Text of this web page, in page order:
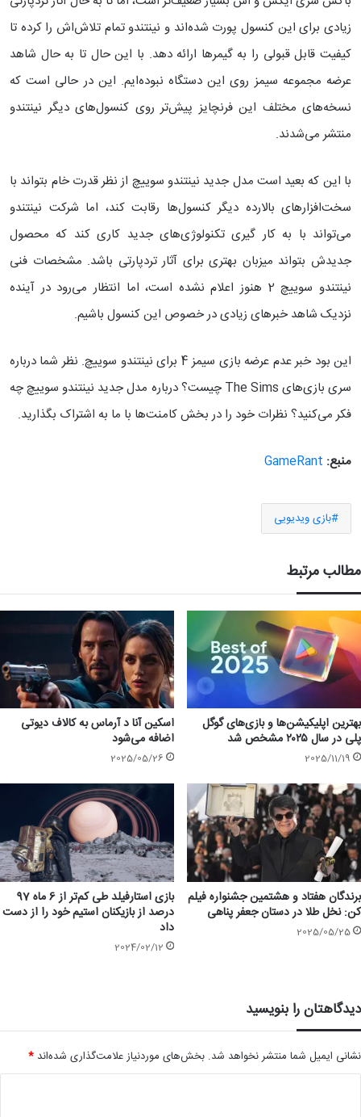
زیادی برای این کنسول پورت شده‌اند و نینتندو تمام تلاش‌اش را کرده تا
کیفیت قابل قبولی را به گیمرها ارائه دهد. با این حال تا به حال شاهد
عرضه مجموعه سیمز روی این دستگاه نبوده‌ایم. این در حالی است که
نسخه‌های مختلف این فرنچایز پیش‌تر روی کنسول‌های دیگر نینتندو
منتشر می‌شدند.
با این که بعید است مدل جدید نینتندو سوییچ از نظر قدرت خام بتواند با
سخت‌افزارهای بالارده دیگر کنسول‌ها رقابت کند، اما شرکت نینتندو
می‌تواند با به کار گیری تکنولوژی‌های جدید کاری کند که محصول
جدیدش بتواند میزبان بهتری برای آثار تردپارتی باشد. مشخصات فنی
نینتندو سوییچ 2 هنوز اعلام نشده است، اما انتظار می‌رود در آینده
نزدیک شاهد خبرهای زیادی در خصوص این کنسول باشیم.
این بود خبر عدم عرضه بازی سیمز 4 برای نینتندو سوییچ. نظر شما درباره
سری بازی‌های The Sims چیست؟ درباره مدل جدید نینتندو سوییچ چه
فکر می‌کنید؟ نظرات خود را در بخش کامنت‌ها با ما به اشتراک بگذارید.
منبع: GameRant
بازی ویدیویی
مطالب مرتبط
بهترین اپلیکیشن‌ها و بازی‌های گوگل
پلی در سال ۲۰۲۵ مشخص شد
2025/11/19
اسکین آنا د آرماس به کالاف دیوتی
اضافه می‌شود
2025/05/26
برندگان هفتاد و هشتمین جشنواره فیلم
کن: نخل طلا در دستان جعفر پناهی
2025/05/25
بازی استارفیلد طی کم‌تر از 6 ماه 97
درصد از بازیکنان استیم خود را از دست
داد
2024/02/12
دیدگاهتان را بنویسید
نشانی ایمیل شما منتشر نخواهد شد. بخش‌های موردنیاز علامت‌گذاری شده‌اند *